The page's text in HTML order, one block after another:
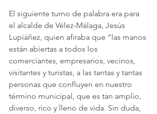
El siguiente turno de palabra era para
el alcalde de Vélez-Málaga, Jesús
Lupiáñez, quien afiraba que “las manos
están abiertas a todos los
comerciantes, empresarios, vecinos,
visitantes y turistas, a las tantas y tantas
personas que confluyen en nuestro
término municipal, que es tan amplio,
diverso, rico y lleno de vida. Sin duda,